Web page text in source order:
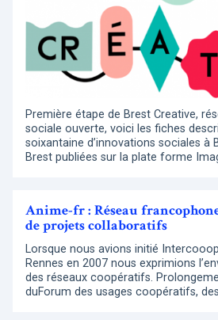
Première étape de Brest Creative,
sociale ouverte, voici les fiches
soixantaine d’innovations sociales à
Brest publiées sur la plate forme
Anime-fr : Réseau
de projets collaboratifs
Lorsque nous avions initié
Rennes en 2007 nous exprimions
des réseaux coopératifs.
duForum des usages coopératifs,